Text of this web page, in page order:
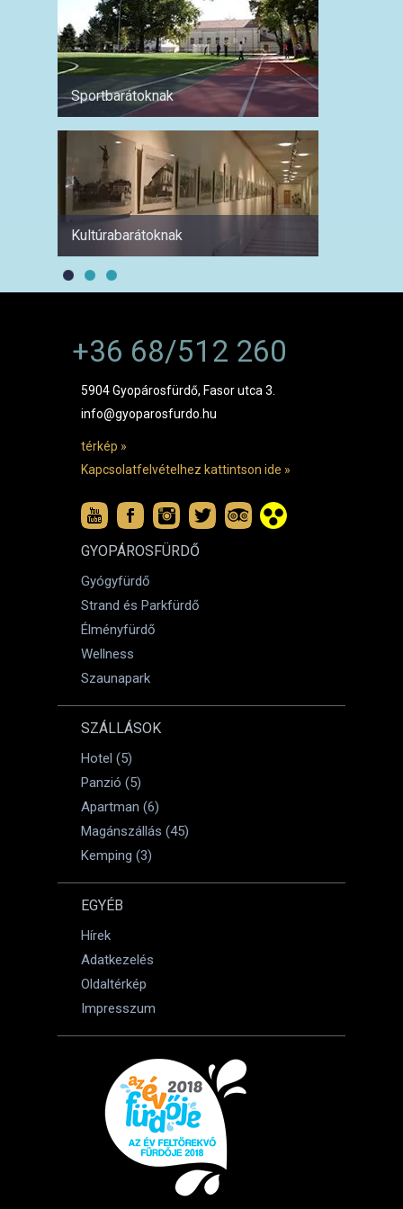
Sportbarátoknak
Kultúrabarátoknak
+36 68/512 260
5904 Gyopárosfürdő, Fasor utca 3.
info@gyoparosfurdo.hu
térkép »
Kapcsolatfelvételhez kattintson ide »
GYOPÁROSFÜRDŐ
Gyógyfürdő
Strand és Parkfürdő
Élményfürdő
Wellness
Szaunapark
SZÁLLÁSOK
Hotel (5)
Panzió (5)
Apartman (6)
Magánszállás (45)
Kemping (3)
EGYÉB
Hírek
Adatkezelés
Oldaltérkép
Impresszum